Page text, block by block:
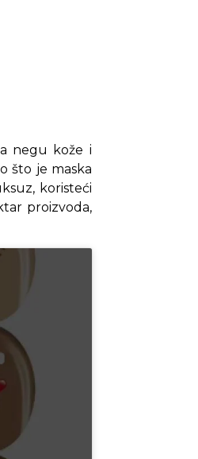
negu kože i
što je maska
koristeći
proizvoda,